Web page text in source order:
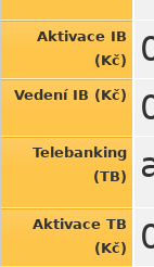
Aktivace IB
(Kč)
Vedení IB (Kč)
Telebanking
(TB)
Aktivace TB
(Kč)